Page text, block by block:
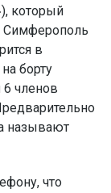
который
в
борту
6 членов
называют
что